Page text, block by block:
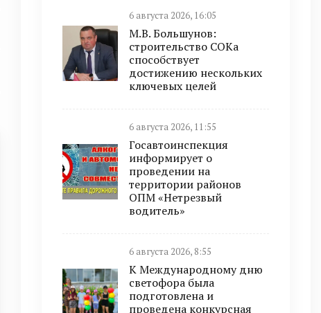
6 августа 2026, 16:05
М.В. Большунов:
строительство СОКа
способствует
достижению нескольких
ключевых целей
6 августа 2026, 11:55
Госавтоинспекция
информирует о
проведении на
территории районов
ОПМ «Нетрезвый
водитель»
6 августа 2026, 8:55
К Международному дню
светофора была
подготовлена и
проведена конкурсная